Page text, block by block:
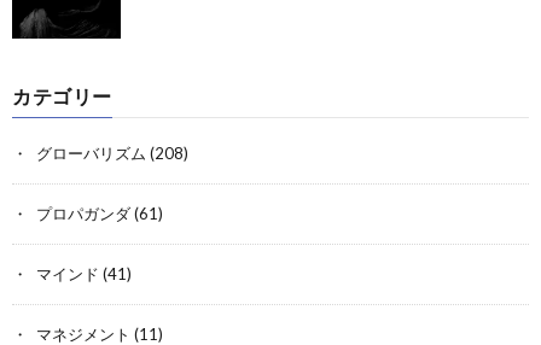
カテゴリー
グローバリズム (208)
プロパガンダ(61)
マインド (41)
マネジメント (11)